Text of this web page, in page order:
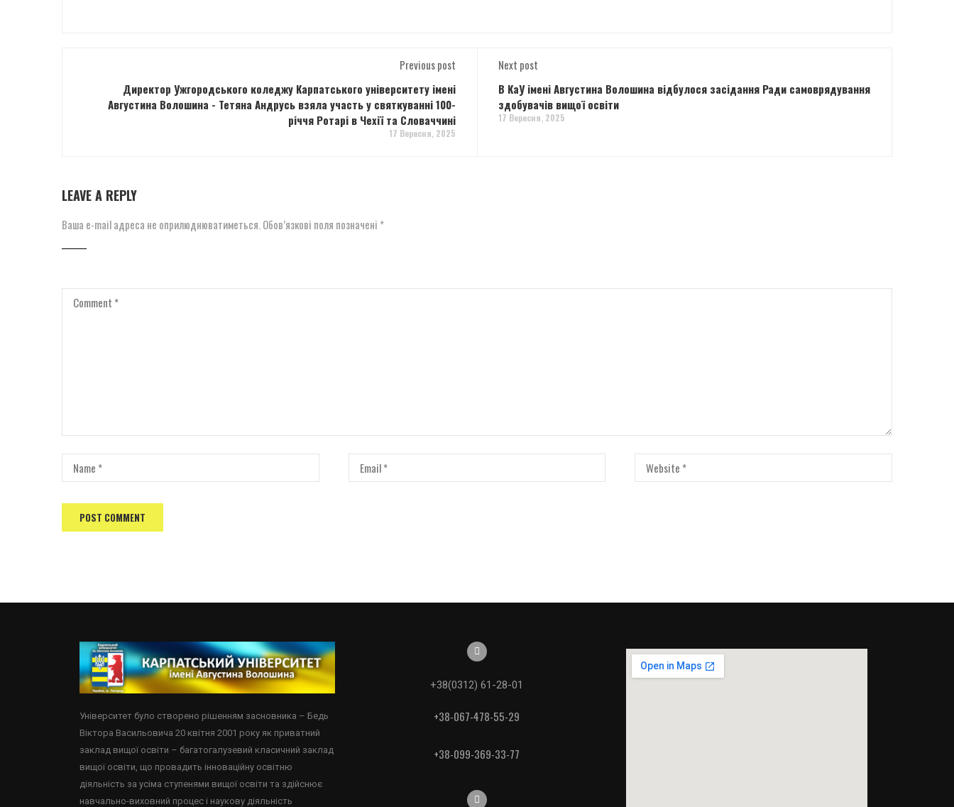
Previous post
Директор Ужгородського коледжу Карпатського університету імені
Августина Волошина - Тетяна Андрусь взяла участь у святкуванні 100-
річчя Ротарі в Чехії та Словаччині
17 Вересня, 2025
Next post
В КаУ імені Августина Волошина відбулося засідання Ради самоврядування
здобувачів вищої освіти
17 Вересня, 2025
LEAVE A REPLY
Ваша e-mail адреса не оприлюднюватиметься.Обов’язкові поля позначені *
Університет було створено рішенням засновника – Бедь
Віктора Васильовича 20 квітня 2001 року як приватний
заклад вищої освіти – багатогалузевий класичний заклад
вищої освіти, що провадить інноваційну освітню
діяльність за усіма ступенями вищої освіти та здійснює
навчально-виховний процес і наукову діяльність
+38(0312) 61-28-01
+38-067-478-55-29
+38-099-369-33-77